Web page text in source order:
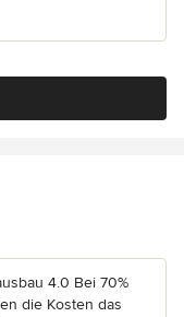
Sternen
4.0 Bei 70%
die Kosten das